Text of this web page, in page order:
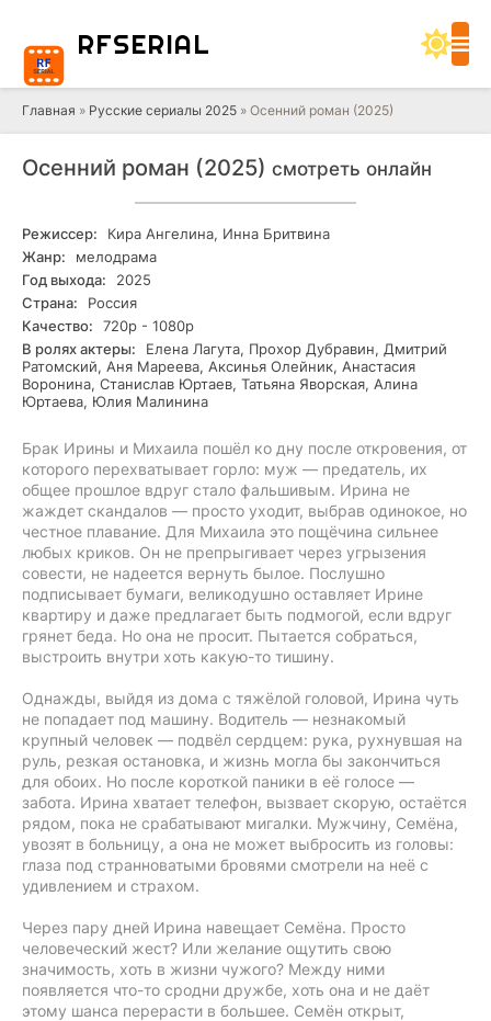
RFSERIAL
Главная » Русские сериалы 2025 » Осенний роман (2025)
Осенний роман (2025) смотреть онлайн
Режиссер:
Кира Ангелина, Инна Бритвина
Жанр:
мелодрама
Год выхода:
2025
Страна:
Россия
Качество:
720р - 1080р
В ролях актеры:
Елена Лагута, Прохор Дубравин, Дмитрий
Ратомский, Аня Мареева, Аксинья Олейник, Анастасия
Воронина, Станислав Юртаев, Татьяна Яворская, Алина
Юртаева, Юлия Малинина
Брак Ирины и Михаила пошёл ко дну после откровения, от
которого перехватывает горло: муж — предатель, их
общее прошлое вдруг стало фальшивым. Ирина не
жаждет скандалов — просто уходит, выбрав одинокое, но
честное плавание. Для Михаила это пощёчина сильнее
любых криков. Он не препрыгивает через угрызения
совести, не надеется вернуть былое. Послушно
подписывает бумаги, великодушно оставляет Ирине
квартиру и даже предлагает быть подмогой, если вдруг
грянет беда. Но она не просит. Пытается собраться,
выстроить внутри хоть какую-то тишину.
Однажды, выйдя из дома с тяжёлой головой, Ирина чуть
не попадает под машину. Водитель — незнакомый
крупный человек — подвёл сердцем: рука, рухнувшая на
руль, резкая остановка, и жизнь могла бы закончиться
для обоих. Но после короткой паники в её голосе —
забота. Ирина хватает телефон, вызвает скорую, остаётся
рядом, пока не срабатывают мигалки. Мужчину, Семёна,
увозят в больницу, а она не может выбросить из головы:
глаза под странноватыми бровями смотрели на неё с
удивлением и страхом.
Через пару дней Ирина навещает Семёна. Просто
человеческий жест? Или желание ощутить свою
значимость, хоть в жизни чужого? Между ними
появляется что-то сродни дружбе, хоть она и не даёт
этому шанса перерасти в большее. Семён открыт,